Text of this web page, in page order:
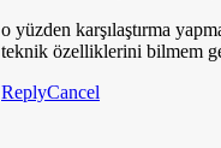
o yüzden karşılaştırma
teknik özelliklerini bilmem
ReplyCancel